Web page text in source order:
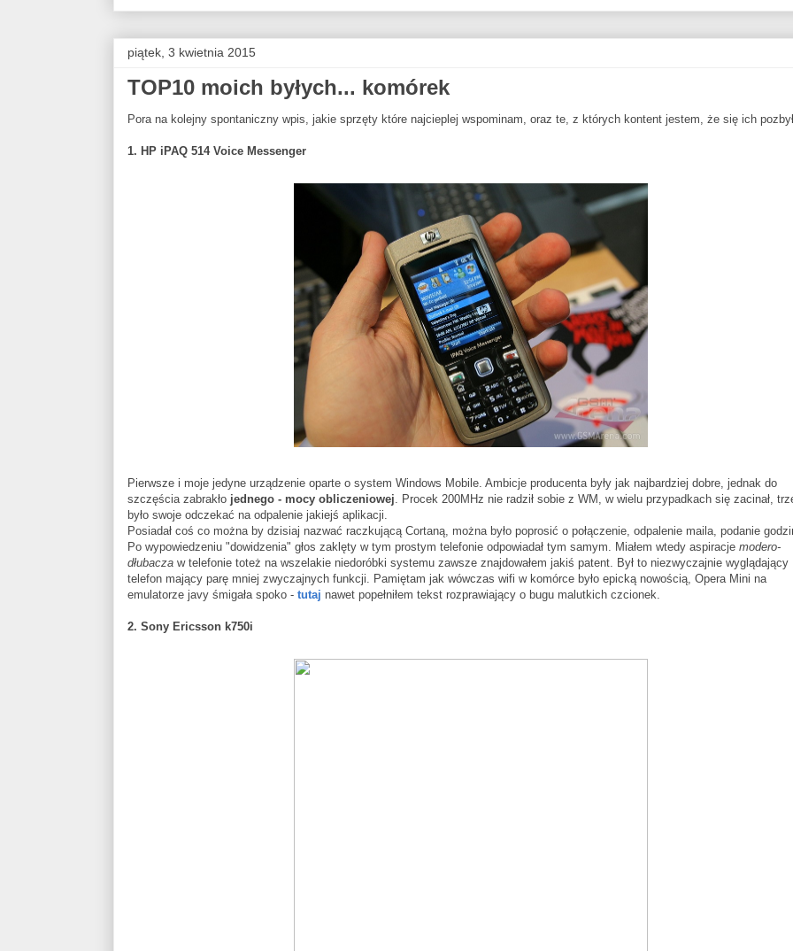
piątek, 3 kwietnia 2015
TOP10 moich byłych... komórek
Pora na kolejny spontaniczny wpis, jakie sprzęty które najcieplej wspominam, oraz te, z których kontent jestem, że się ich
1. HP iPAQ 514 Voice Messenger
Pierwsze i moje jedyne urządzenie oparte o system Windows Mobile. Ambicje producenta były jak najbardziej dobre, jednak do
szczęścia zabrakło jednego - mocy obliczeniowej. Procek 200MHz nie radził sobie z WM, w wielu przypadkach się zacinał,
było swoje odczekać na odpalenie jakiejś aplikacji.
Posiadał coś co można by dzisiaj nazwać raczkującą Cortaną, można było poprosić o połączenie, odpalenie maila, podanie
Po wypowiedzeniu "dowidzenia" głos zaklęty w tym prostym telefonie odpowiadał tym samym. Miałem wtedy aspiracje modero-
dłubacza w telefonie toteż na wszelakie niedoróbki systemu zawsze znajdowałem jakiś patent. Był to niezwyczajnie wyglądający
telefon mający parę mniej zwyczajnych funkcji. Pamiętam jak wówczas wifi w komórce było epicką nowością, Opera Mini na
emulatorze javy śmigała spoko - tutaj nawet popełniłem tekst rozprawiający o bugu malutkich czcionek.
2. Sony Ericsson k750i